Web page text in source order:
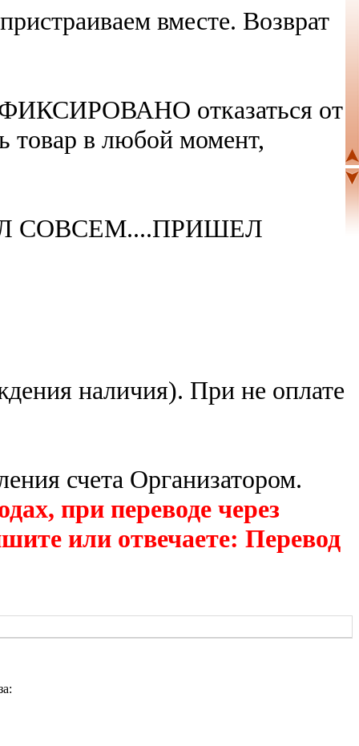
вместе. Возврат
отказаться от
товар в любой момент,
СОВСЕМ....ПРИШЕЛ
наличия). При не оплате
счета Организатором.
при переводе через
или отвечаете: Перевод